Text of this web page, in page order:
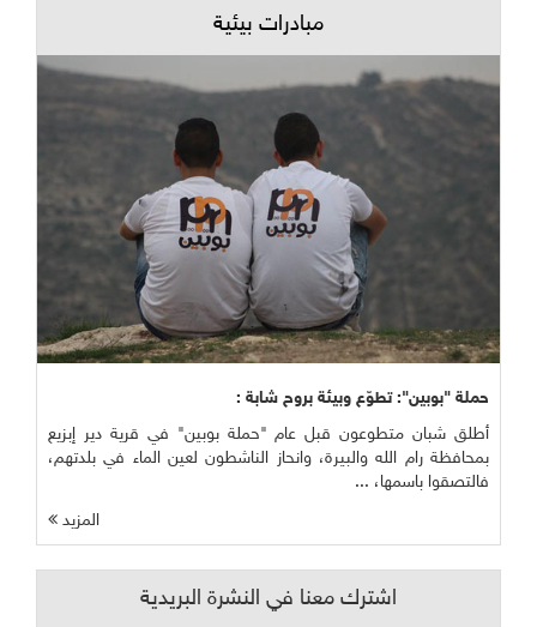
مبادرات بيئية
حملة "بوبين": تطوّع وبيئة بروح شابة :
أطلق شبان متطوعون قبل عام "حملة بوبين" في قرية دير إبزيع
بمحافظة رام الله والبيرة، وانحاز الناشطون لعين الماء في بلدتهم،
فالتصقوا باسمها، ...
المزيد
اشترك معنا في النشرة البريدية